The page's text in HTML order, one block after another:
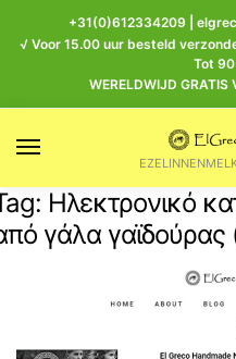
+31(0)612334209
√ Voor 15.00 uur besteld
Tot
WERELDWIJD GRATIS
Ηλεκτρονικό
γάλα